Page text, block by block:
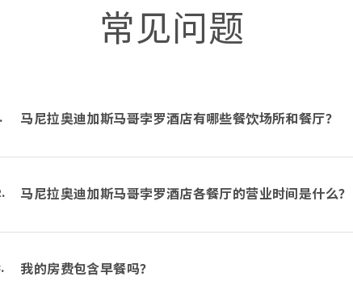
常见问题
马尼拉奥迪加斯马哥孛罗酒店有哪些餐饮场所和餐厅？
马尼拉奥迪加斯马哥孛罗酒店各餐厅的营业时间是什么？
我的房费包含早餐吗？